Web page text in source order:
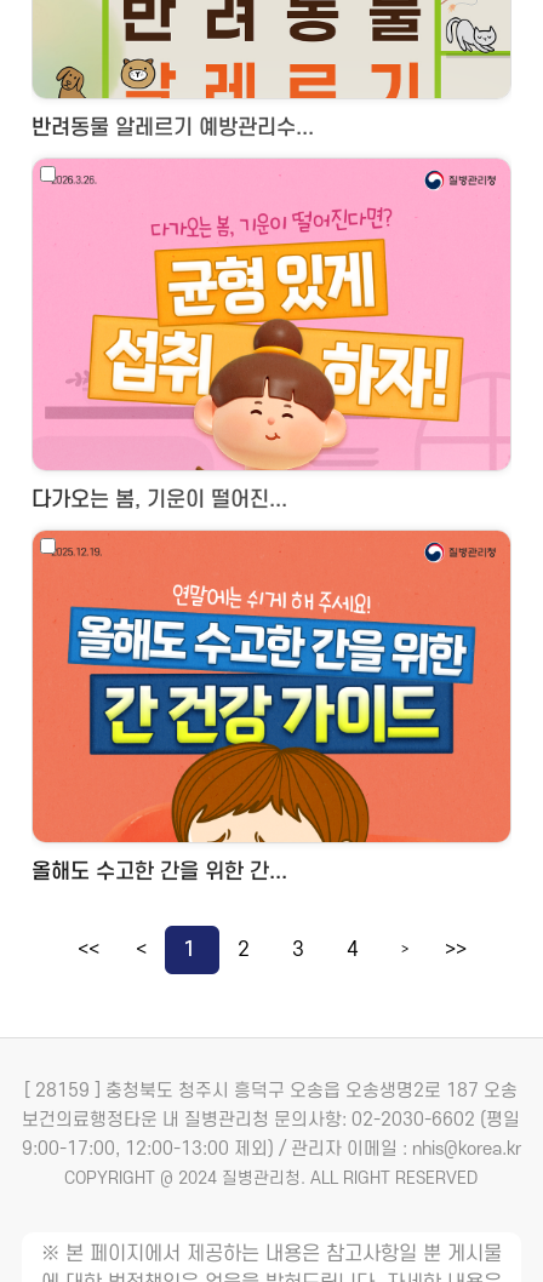
반려동물 알레르기 예방관리수...
다가오는 봄, 기운이 떨어진...
올해도 수고한 간을 위한 간...
<< < 1 2 3 4 > >>
[ 28159 ] 충청북도 청주시 흥덕구 오송읍 오송생명2로 187 오송
보건의료행정타운 내 질병관리청 문의사항: 02-2030-6602 (평일
9:00-17:00, 12:00-13:00 제외) / 관리자 이메일 : nhis@korea.kr
COPYRIGHT @ 2024 질병관리청. ALL RIGHT RESERVED
※ 본 페이지에서 제공하는 내용은 참고사항일 뿐 게시물